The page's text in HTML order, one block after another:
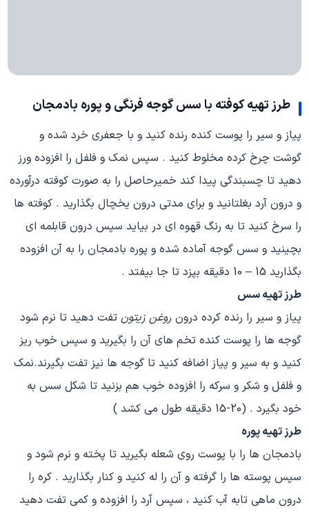
طرز تهیه کوفته با سس گوجه فرنگی و پوره بادمجان
پیاز و سیر را پوست کنده رنده کنید و با جعفری خرد شده و
گوشت چرخ کرده مخلوط کنید . سپس نمک و فلفل را افزوده ورز
دهید تا چسبندگی پیدا کند خمیرحاصل را به صورت کوفته درآورده
و درون آرد بغلتانید و برای مدتی درون یخچال بگذارید . کوفته ها
را سرخ کنید تا به رنگ قهوه ای در بیاید سپس درون قابلمه ای
بچینید و سس گوجه آماده شده و پوره بادمجان را به آن افزوده
بگذارید 15 – 10 دقیقه بپزد تا جا بیفتد .
طرز تهیه سس
پیاز و سیر را رنده کرده درونروغن زیتون تفت دهید تا نرم شود
گوجه ها را پوست کنده تخم های آن را بگیرید و سپس خوب ریز
کنید و به سیر و پیاز اضافه کنید تا گوجه ها نیز تفت بگیرند.نمک
و فلفل و شکر و سرکه را افزوده خوب هم بزنید تا شکل سس به
خود بگیرد . (20-15 دقیقه طول می کشد )
طرز تهیه پوره
بادمجان ها را با پوست روی شعله بگیرید تا پخته و نرم شود و
سپس پوسته ها را گرفته و آن را له کنید و کنار بگذارید . کره را
درون ماهی تابه آب کنید ، سپس آرد را افزوده و کمی تفت دهید